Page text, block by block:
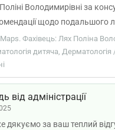
Володимирівні за
щодо подальшого
Maps. Фахівець: Лях Поліна
дитяча, Дерматологія
від адміністрації
дякуємо за ваш теплий